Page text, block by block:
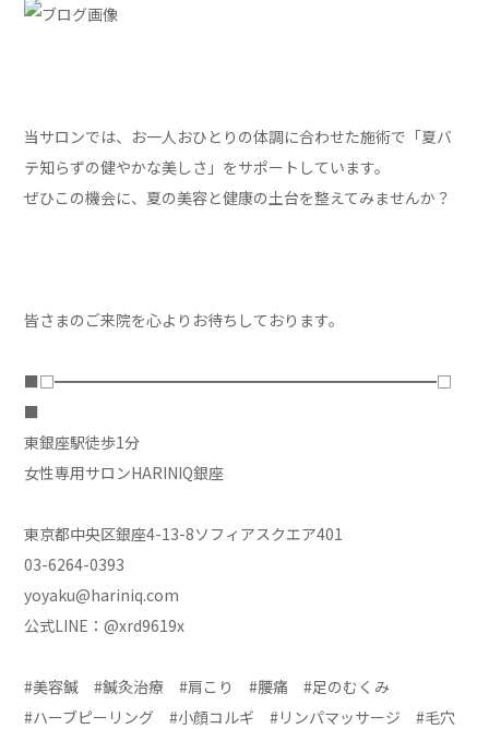
当サロンでは、お一人おひとりの体調に合わせた施術で「夏バ
テ知らずの健やかな美しさ」をサポートしています。
ぜひこの機会に、夏の美容と健康の土台を整えてみませんか？
皆さまのご来院を心よりお待ちしております。
■□━━━━━━━━━━━━━━━━━━━━━━━━━□
■
東銀座駅徒歩1分
女性専用サロンHARINIQ銀座
東京都中央区銀座4-13-8ソフィアスクエア401
03-6264-0393
yoyaku@hariniq.com
公式LINE：@xrd9619x
#美容鍼 #鍼灸治療 #肩こり #腰痛 #足のむくみ
#ハーブピーリング #小顔コルギ #リンパマッサージ #毛穴